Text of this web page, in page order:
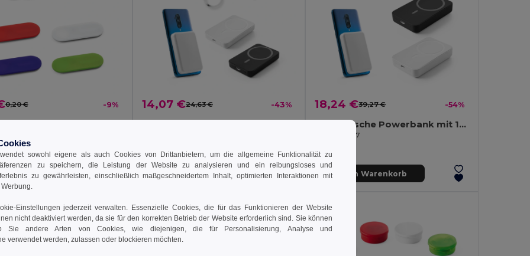
0,20 € -9%
+2 Farben
Warenkorb
14,07 €24,63 € -43%
In den Warenkorb
18,24 €39,27 € -54%
Magnetische Powerbank mit 10'000 mAh und superschnellem kabellosem Ladegerät (15 W) aus Recyceltes ABS (100% rABS)
Egotier 97167
In den Warenkorb
sowohl eigene als auch Cookies von Drittanbietern, um die allgemeine Funktionalität zu
zu speichern, die Leistung der Website zu analysieren und ein reibungsloses und
zu gewährleisten, einschließlich maßgeschneidertem Inhalt, optimierten Interaktionen mit
Einstellungen jederzeit verwalten. Essenzielle Cookies, die für das Funktionieren der Website
nicht deaktiviert werden, da sie für den korrekten Betrieb der Website erforderlich sind. Sie können
Sie andere Arten von Cookies, wie diejenigen, die für Personalisierung, Analyse und
verwendet werden, zulassen oder blockieren möchten.